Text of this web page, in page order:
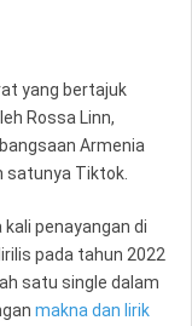
yang bertajuk
Rossa Linn,
Armenia
satunya Tiktok.
penayangan di
pada tahun 2022
satu single dalam
makna dan lirik